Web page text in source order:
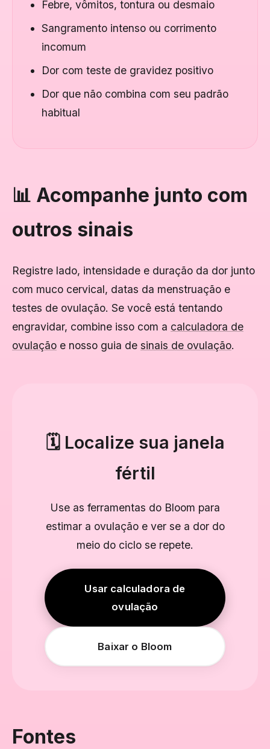
Febre, vômitos, tontura ou desmaio
Sangramento intenso ou corrimento
incomum
Dor com teste de gravidez positivo
Dor que não combina com seu padrão
habitual
📊 Acompanhe junto com
outros sinais
Registre lado, intensidade e duração da dor junto
com muco cervical, datas da menstruação e
testes de ovulação. Se você está tentando
engravidar, combine isso com a calculadora de
ovulação e nosso guia de sinais de ovulação.
🗓️ Localize sua janela
fértil
Use as ferramentas do Bloom para
estimar a ovulação e ver se a dor do
meio do ciclo se repete.
Usar calculadora de
ovulação
Baixar o Bloom
Fontes